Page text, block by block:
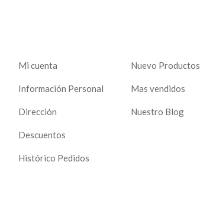
Mi cuenta
Información Personal
Dirección
Descuentos
Histórico Pedidos
Nuevo Productos
Mas vendidos
Nuestro Blog